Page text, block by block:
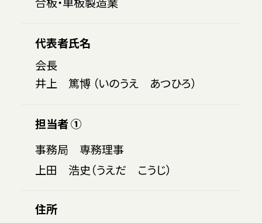
代表者氏名
会長
井上 篤博 （いのうえ あつひろ）
担当者 ①
事務局 専務理事
上田 浩史（うえだ こうじ）
住所